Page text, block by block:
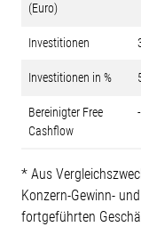
(Euro)
Investitionen
Investitionen in %
Bereinigter Free
Cashflow
* Aus
Konzern-Gewinn-
fortgeführten